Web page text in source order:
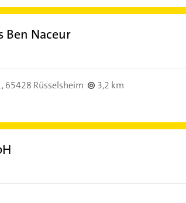
Ben Naceur
65428 Rüsselsheim
3,2 km